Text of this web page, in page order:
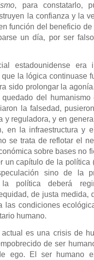
, para constatarlo,
la confianza y la
función del beneficio
un día, por ser
estadounidense
la lógica continuase
sido prolongar la
del
la falsedad,
y reguladora, y en
en la infraestructura y
se trata de reflotar el
sobre bases no
un capítulo de la política
sino de la
la política deberá
de justa medida,
las condiciones
humano.
es una crisis de
de ser
ego. El ser humano